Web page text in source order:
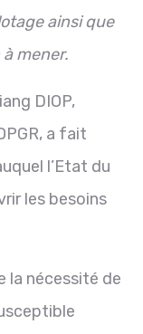
ainsi que
mener.
DIOP,
a fait
l’Etat du
les besoins
la nécessité de